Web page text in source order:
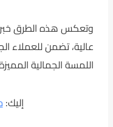
وتعكس هذه الطرق
عالية، تضمن للعملاء
اللمسة الجمالية
إليك: